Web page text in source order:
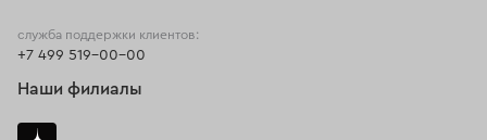
служба поддержки клиентов:
+7 499 519-00-00
Наши филиалы